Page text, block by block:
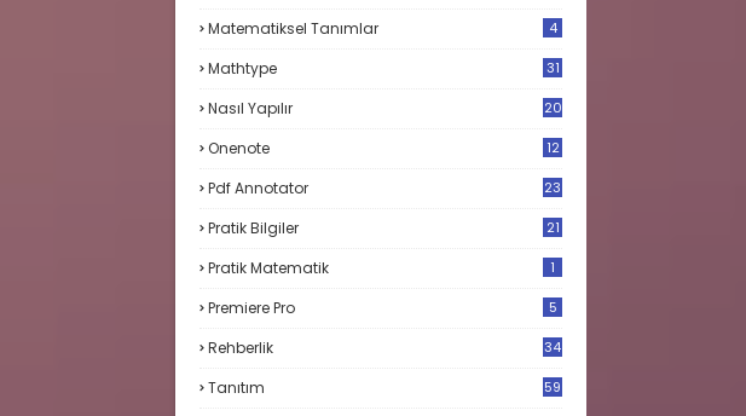
Matematiksel Tanımlar 4
Mathtype 31
Nasıl Yapılır 20
Onenote 12
Pdf Annotator 23
Pratik Bilgiler 21
Pratik Matematik 1
Premiere Pro 5
Rehberlik 34
Tanıtım 59